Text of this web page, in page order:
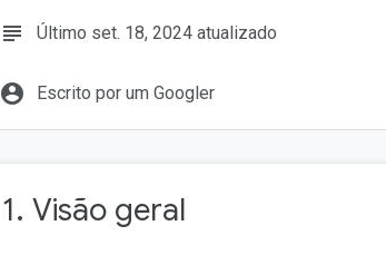
subject Último set. 18, 2024 atualizado
account_circle Escrito por um Googler
1. Visão geral